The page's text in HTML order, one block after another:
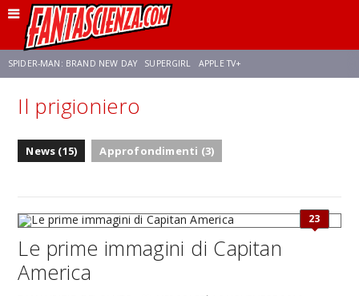
SPIDER-MAN: BRAND NEW DAY SUPERGIRL APPLE TV+
FRANCO RICCIARDIELLO ZENDAYA
Il prigioniero
News (15) Approfondimenti (3)
23
Le prime immagini di Capitan
America